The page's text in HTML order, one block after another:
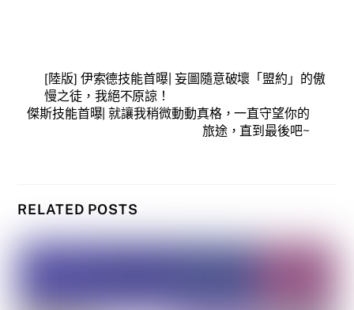
[陸版] 伊索德技能首曝| 妄圖隨意破壞「盟約」的傲
慢之徒，我絕不原諒！
傑斯技能首曝| 就讓我稍微動動真格，一直守望你的
旅途，直到最後吧~
RELATED POSTS